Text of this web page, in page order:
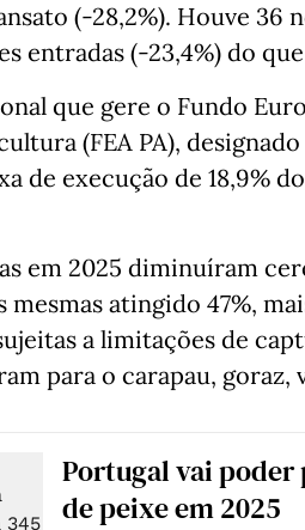
(-28,2%). Houve 36
entradas (-23,4%) do
que gere o Fundo
(FEA PA),
de execução de 18,9%
em 2025 diminuíram
atingido 47%,
a limitações de
para o carapau, goraz,
Portugal vai poder
de peixe em 2025